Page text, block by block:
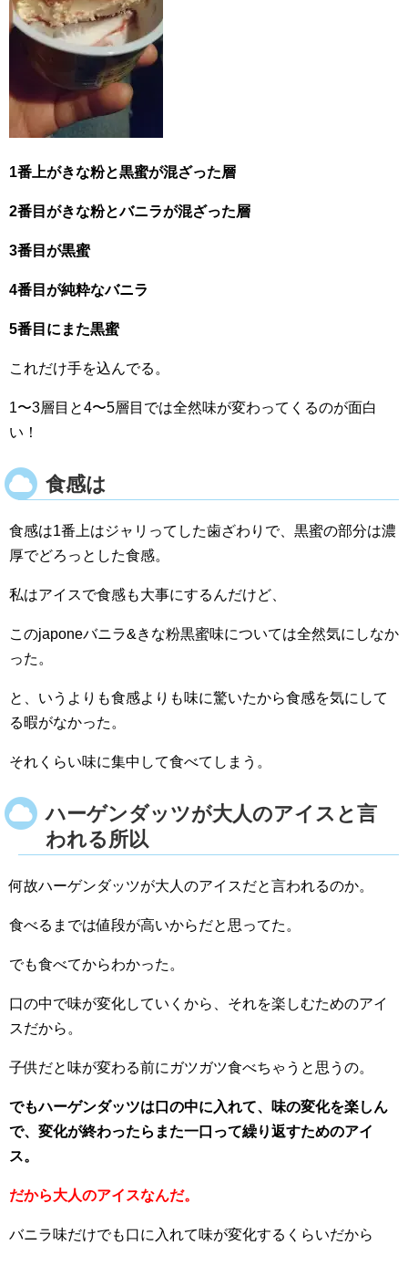
1番上がきな粉と黒蜜が混ざった層
2番目がきな粉とバニラが混ざった層
3番目が黒蜜
4番目が純粋なバニラ
5番目にまた黒蜜
これだけ手を込んでる。
1〜3層目と4〜5層目では全然味が変わってくるのが面白
い！
食感は
食感は1番上はジャリってした歯ざわりで、黒蜜の部分は濃
厚でどろっとした食感。
私はアイスで食感も大事にするんだけど、
このjaponeバニラ&きな粉黒蜜味については全然気にしなか
った。
と、いうよりも食感よりも味に驚いたから食感を気にして
る暇がなかった。
それくらい味に集中して食べてしまう。
ハーゲンダッツが大人のアイスと言
われる所以
何故ハーゲンダッツが大人のアイスだと言われるのか。
食べるまでは値段が高いからだと思ってた。
でも食べてからわかった。
口の中で味が変化していくから、それを楽しむためのアイ
スだから。
子供だと味が変わる前にガツガツ食べちゃうと思うの。
でもハーゲンダッツは口の中に入れて、味の変化を楽しん
で、変化が終わったらまた一口って繰り返すためのアイ
ス。
だから大人のアイスなんだ。
バニラ味だけでも口に入れて味が変化するくらいだから